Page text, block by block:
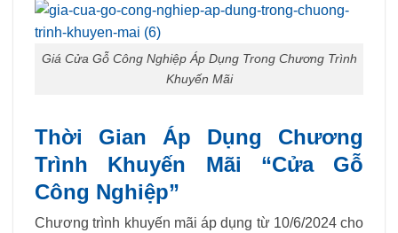
Giá Cửa Gỗ Công Nghiệp Áp Dụng Trong Chương Trình
Khuyến Mãi
Thời Gian Áp Dụng Chương
Trình Khuyến Mãi “Cửa Gỗ
Công Nghiệp”
Chương trình khuyến mãi áp dụng từ 10/6/2024 cho